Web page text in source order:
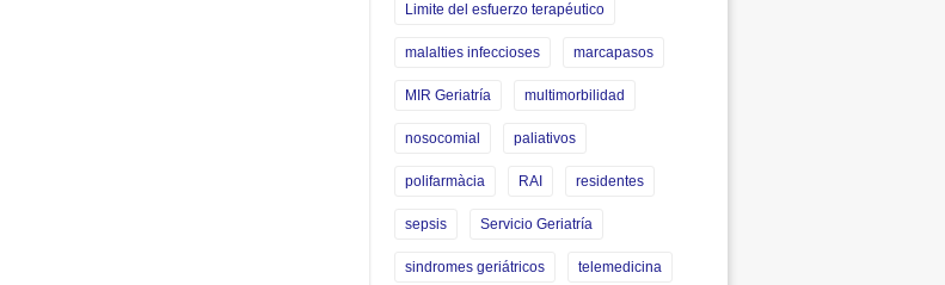
Limite del esfuerzo terapéutico
malalties infeccioses marcapasos
MIR Geriatría multimorbilidad
nosocomial paliativos
polifarmàcia RAI residentes
sepsis Servicio Geriatría
sindromes geriátricos telemedicina